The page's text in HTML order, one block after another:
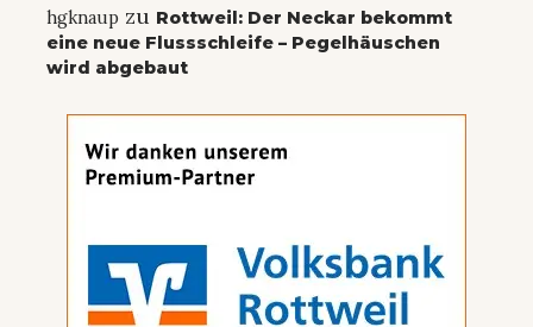
hgknaup zu Rottweil: Der Neckar bekommt
eine neue Flussschleife – Pegelhäuschen
wird abgebaut